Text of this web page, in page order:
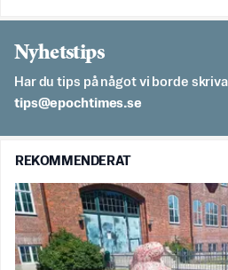
Nyhetstips
Har du tips på något vi borde skriva
es.semithcope@spit
REKOMMENDERAT